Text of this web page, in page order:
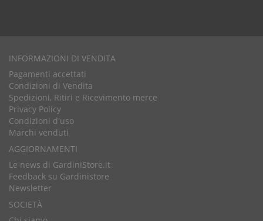
INFORMAZIONI DI VENDITA
Pagamenti accettati
Condizioni di Vendita
Spedizioni, Ritiri e Ricevimento merce
Privacy Policy
Condizioni d'uso
Marchi venduti
AGGIORNAMENTI
Le news di GardiniStore.it
Feedback su Gardinistore
Newsletter
SOCIETÀ